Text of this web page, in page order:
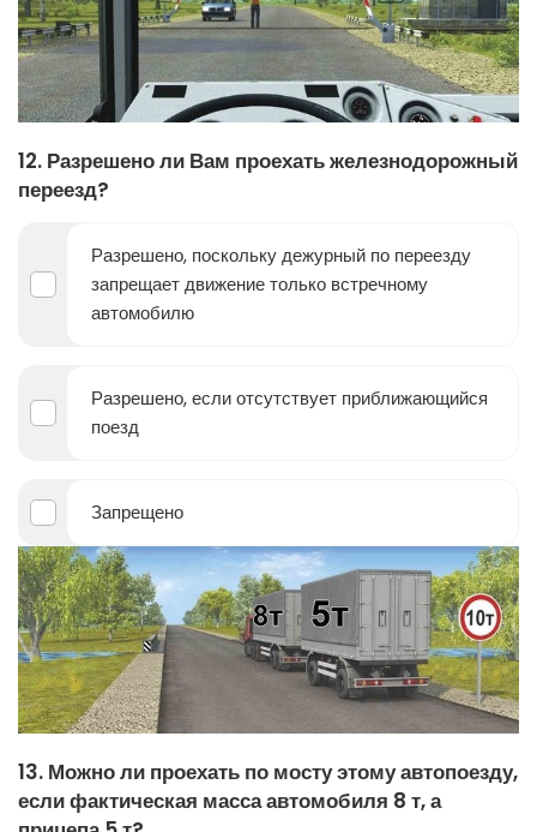
12. Разрешено ли Вам проехать железнодорожный
переезд?
Разрешено, поскольку дежурный по переезду
запрещает движение только встречному
автомобилю
Разрешено, если отсутствует приближающийся
поезд
Запрещено
13. Можно ли проехать по мосту этому автопоезду,
если фактическая масса автомобиля 8 т, а